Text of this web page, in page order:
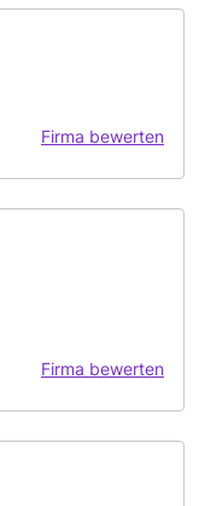
Firma bewerten
Firma bewerten